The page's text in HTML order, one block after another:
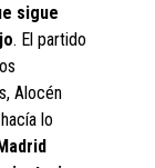
sigue
. El partido
Alocén
lo